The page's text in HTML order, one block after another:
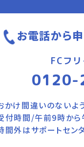
お電話から
FCフ
0120-
かけ間違いのないよ
付時間/午前9時から
間外はサポートセン